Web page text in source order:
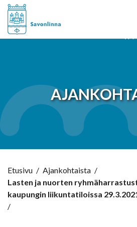
Etusivu / Ajankohtaista /
Lasten ja nuorten
kaupungin liikuntatiloissa
/